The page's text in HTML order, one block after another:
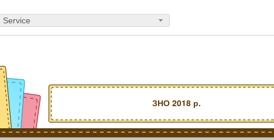
Service
ЗНО 2018 р.